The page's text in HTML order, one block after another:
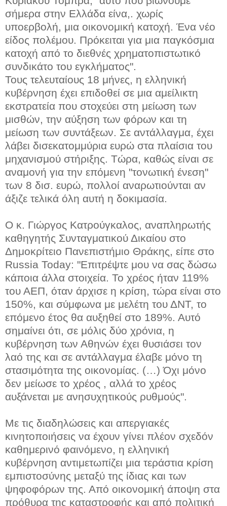
σήμερα στην Ελλάδα είνα,. χωρίς
υποερβολή, μια οικονομική κατοχή. Ένα νέο
είδος πολέμου. Πρόκειται για μια παγκόσμια
κατοχή από το διεθνές χρηματοπιστωτικό
συνδικάτο του εγκλήματος".
Τους τελευταίους 18 μήνες, η ελληνική
κυβέρνηση έχει επιδοθεί σε μια αμείλικτη
εκστρατεία που στοχεύει στη μείωση των
μισθών, την αύξηση των φόρων και τη
μείωση των συντάξεων. Σε αντάλλαγμα, έχει
λάβει δισεκατομμύρια ευρώ στα πλαίσια του
μηχανισμού στήριξης. Τώρα, καθώς είναι σε
αναμονή για την επόμενη "τονωτική ένεση"
των 8 δισ. ευρώ, πολλοί αναρωτιούνται αν
άξιζε τελικά όλη αυτή η δοκιμασία.
Ο κ. Γιώργος Κατρούγκαλος, αναπληρωτής
καθηγητής Συνταγματικού Δικαίου στο
Δημοκρίτειο Πανεπιστήμιο Θράκης, είπε στο
Russia Today: "Επιτρέψτε μου να σας δώσω
κάποια άλλα στοιχεία. Το χρέος ήταν 119%
του ΑΕΠ, όταν άρχισε η κρίση, τώρα είναι στο
150%, και σύμφωνα με μελέτη του ΔΝΤ, το
επόμενο έτος θα αυξηθεί στο 189%. Αυτό
σημαίνει ότι, σε μόλις δύο χρόνια, η
κυβέρνηση των Αθηνών έχει θυσιάσει τον
λαό της και σε αντάλλαγμα έλαβε μόνο τη
στασιμότητα της οικονομίας. (…) Όχι μόνο
δεν μείωσε το χρέος , αλλά το χρέος
αυξάνεται με ανησυχητικούς ρυθμούς".
Με τις διαδηλώσεις και απεργιακές
κινητοποιήσεις να έχουν γίνει πλέον σχεδόν
καθημερινό φαινόμενο, η ελληνική
κυβέρνηση αντιμετωπίζει μια τεράστια κρίση
εμπιστοσύνης μεταξύ της ίδιας και των
ψηφοφόρων της. Από οικονομική άποψη στα
πρόθυρα της καταστροφής και από πολιτική